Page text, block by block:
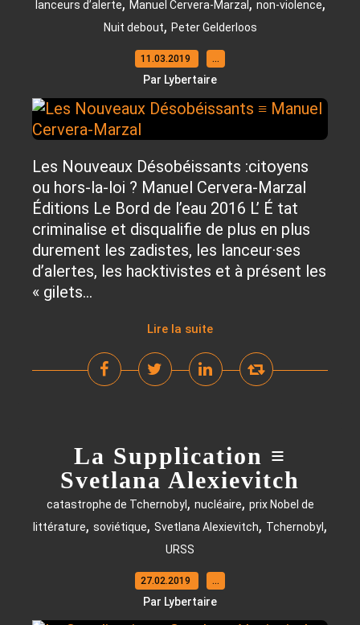
lanceurs d’alerte Manuel Cervera-Marzal non-violence
Nuit debout, Peter Gelderloos
11.03.2019 …
Par Lybertaire
Les Nouveaux Désobéissants :citoyens
ou hors-la-loi ? Manuel Cervera-Marzal
Éditions Le Bord de l’eau 2016 L’ É tat
criminalise et disqualifie de plus en plus
durement les zadistes, les lanceur·ses
d’alertes, les hacktivistes et à présent les
« gilets...
Lire la suite
La Supplication ≡
Svetlana Alexievitch
catastrophe de Tchernobyl , nucléaire, prix Nobel de
littérature, soviétique, Svetlana Alexievitch, Tchernobyl ,
URSS
27.02.2019 …
Par Lybertaire